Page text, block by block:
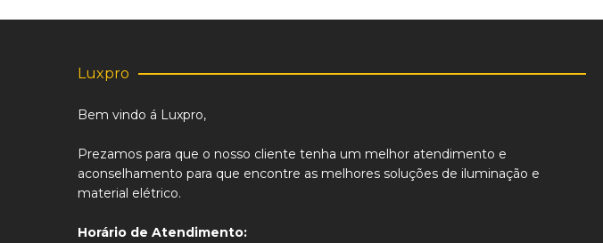
Luxpro
Bem vindo á Luxpro,
Prezamos para que o nosso cliente tenha um melhor atendimento e
aconselhamento para que encontre as melhores soluções de iluminação e
material elétrico.
Horário de Atendimento: